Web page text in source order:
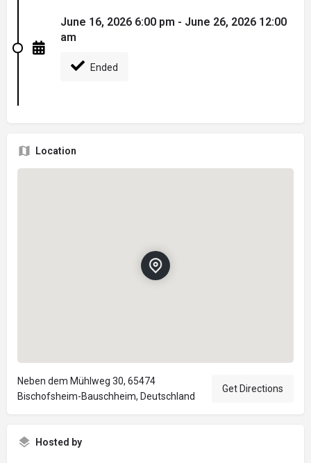
June 16, 2026 6:00 pm - June 26, 2026 12:00
am
Ended
Location
Neben dem Mühlweg 30, 65474
Bischofsheim-Bauschheim, Deutschland
Get Directions
Hosted by